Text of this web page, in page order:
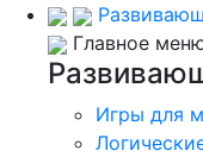
Главное
Игры для